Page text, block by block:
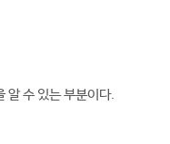
알 수 있는 부분이다.